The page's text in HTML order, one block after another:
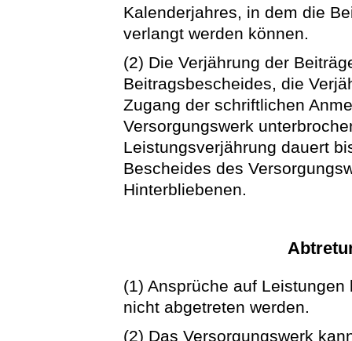
Kalenderjahres, in dem die
verlangt werden können.
(2) Die Verjährung der
Beitragsbescheides, die
Zugang der schriftlichen
Versorgungswerk
Leistungsverjährung dauert
Bescheides des
Hinterbliebenen.
(1) Ansprüche auf
nicht abgetreten werden.
(2) Das Versorgungswerk